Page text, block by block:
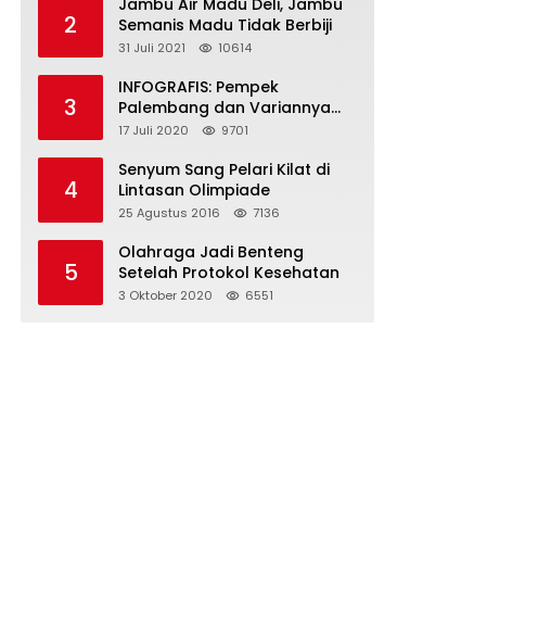
2
Jambu Air Madu Deli, Jambu
Semanis Madu Tidak Berbiji
31 Juli 2021 10614
3
INFOGRAFIS: Pempek
Palembang dan Variannya
yang Melegenda
17 Juli 2020 9701
4
Senyum Sang Pelari Kilat di
Lintasan Olimpiade
25 Agustus 2016 7136
5
Olahraga Jadi Benteng
Setelah Protokol Kesehatan
3 Oktober 2020 6551